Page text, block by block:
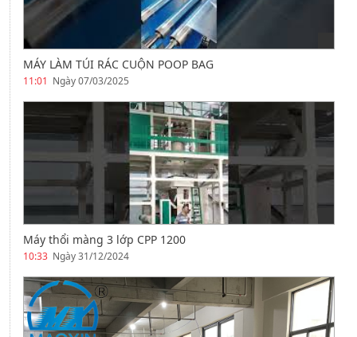
MÁY LÀM TÚI RÁC CUỘN POOP BAG
11:01 Ngày 07/03/2025
Máy thổi màng 3 lớp CPP 1200
10:33 Ngày 31/12/2024